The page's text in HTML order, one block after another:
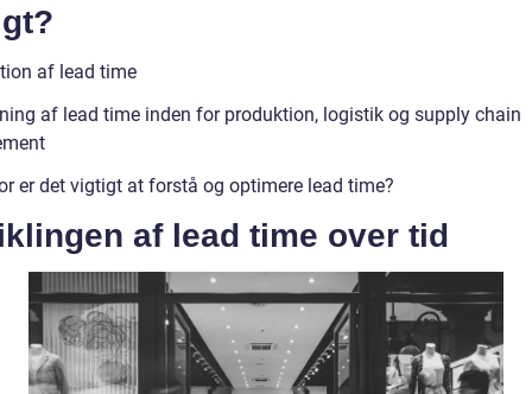
af lead time
af lead time inden for produktion, logistik og supply chain
er det vigtigt at forstå og optimere lead time?
af lead time over tid